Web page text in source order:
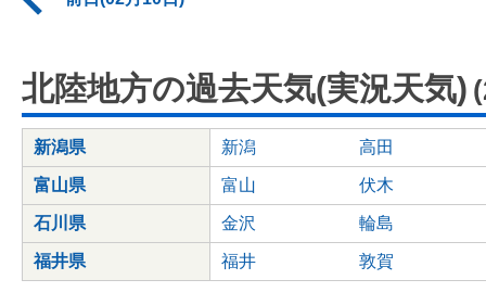
北陸地方の過去天気(実況天気)
新潟県 新潟 高田
富山県 富山 伏木
石川県 金沢 輪島
福井県 福井 敦賀